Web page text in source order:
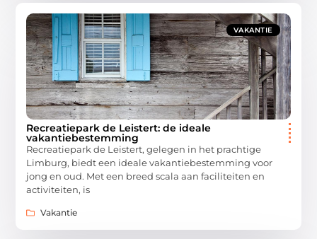
VAKANTIE
Recreatiepark de Leistert: de ideale
vakantiebestemming
Recreatiepark de Leistert, gelegen in het prachtige
Limburg, biedt een ideale vakantiebestemming voor
jong en oud. Met een breed scala aan faciliteiten en
activiteiten, is
Vakantie